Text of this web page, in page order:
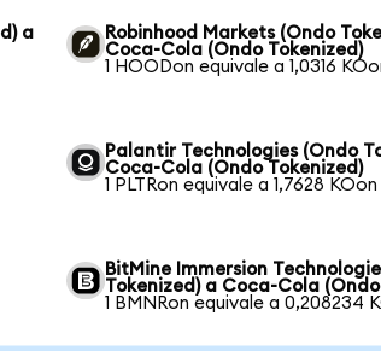
a
Robinhood Markets (Ondo
Coca-Cola (Ondo Tokenized)
1 HOODon equivale a 1,0316
Palantir Technologies (Ondo
Coca-Cola (Ondo Tokenized)
1 PLTRon equivale a 1,7628 KOon
BitMine Immersion
Tokenized) a Coca-Cola
1 BMNRon equivale a 0,208234